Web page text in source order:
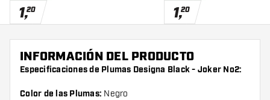
1,20 1,20
INFORMACIÓN DEL PRODUCTO
Especificaciones de Plumas Designa Black - Joker No2:
Color de las Plumas: Negro